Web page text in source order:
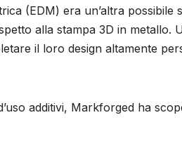
(EDM) era un’altra
alla stampa 3D in metallo.
il loro design altamente
additivi, Markforged ha